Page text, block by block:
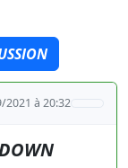
2021 à 20:32